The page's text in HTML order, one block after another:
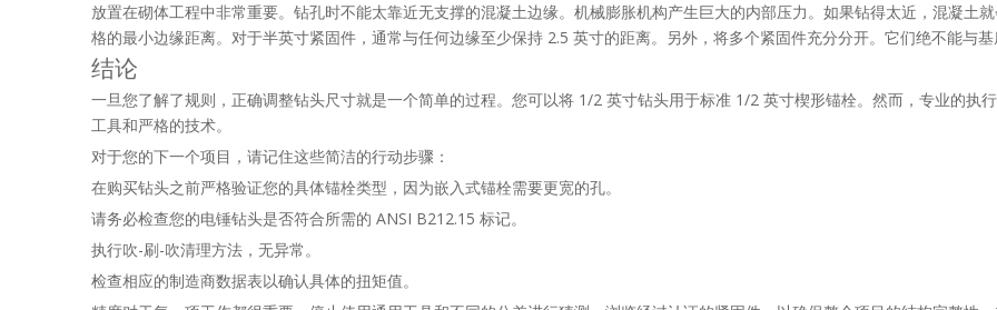
放置在砌体工程中非常重要。钻孔时不能太靠近无支撑的混凝土边缘。机械膨胀机构产生巨大的内部压力。如果钻得太近，混凝土
格的最小边缘距离。对于半英寸紧固件，通常与任何边缘至少保持 2.5 英寸的距离。另外，将多个紧固件充分分开。它们绝不能与基
结论
一旦您了解了规则，正确调整钻头尺寸就是一个简单的过程。您可以将 1/2 英寸钻头用于标准 1/2 英寸楔形锚栓。然而，专业的执
工具和严格的技术。
对于您的下一个项目，请记住这些简洁的行动步骤：
在购买钻头之前严格验证您的具体锚栓类型，因为嵌入式锚栓需要更宽的孔。
请务必检查您的电锤钻头是否符合所需的 ANSI B212.15 标记。
执行吹-刷-吹清理方法，无异常。
检查相应的制造商数据表以确认具体的扭矩值。